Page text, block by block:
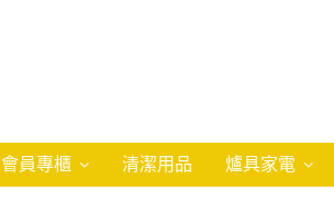
會員專櫃 清潔用品 爐具家電